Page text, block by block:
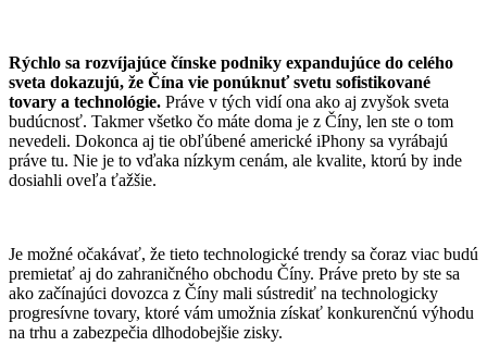
Rýchlo sa rozvíjajúce čínske podniky expandujúce do celého
sveta dokazujú, že Čína vie ponúknuť svetu sofistikované
tovary a technológie. Práve v tých vidí ona ako aj zvyšok sveta
budúcnosť. Takmer všetko čo máte doma je z Číny, len ste o tom
nevedeli. Dokonca aj tie obľúbené americké iPhony sa vyrábajú
práve tu. Nie je to vďaka nízkym cenám, ale kvalite, ktorú by inde
dosiahli oveľa ťažšie.
Je možné očakávať, že tieto technologické trendy sa čoraz viac budú
premietať aj do zahraničného obchodu Číny. Práve preto by ste sa
ako začínajúci dovozca z Číny mali sústrediť na technologicky
progresívne tovary, ktoré vám umožnia získať konkurenčnú výhodu
na trhu a zabezpečia dlhodobejšie zisky.